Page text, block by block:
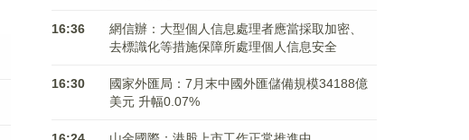
16:36
網信辦：大型個人信息處理者應當採取加密、
去標識化等措施保障所處理個人信息安全
16:30
國家外匯局：7月末中國外匯儲備規模34188億
美元 升幅0.07%